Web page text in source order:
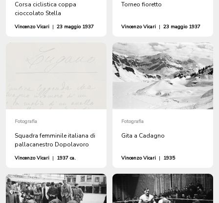
Corsa ciclistica coppa
cioccolato Stella
Vincenzo Vicari | 23 maggio 1937
Torneo fioretto
Vincenzo Vicari | 23 maggio 1937
Fotografia
Squadra femminile italiana di
pallacanestro Dopolavoro
Vincenzo Vicari | 1937 ca.
Fotografia
Gita a Cadagno
Vincenzo Vicari | 1935